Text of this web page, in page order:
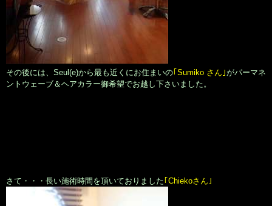
その後には、Seul(e)から最も近くにお住まいの｢Sumiko さん｣がパーマネ
ントウェーブ＆ヘアカラー御希望でお越し下さいました。
さて・・・長い施術時間を頂いておりました｢Chiekoさん｣